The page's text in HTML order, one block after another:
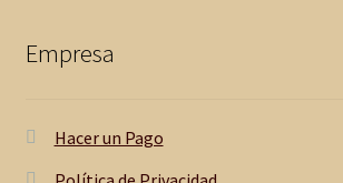
Empresa
Hacer un Pago